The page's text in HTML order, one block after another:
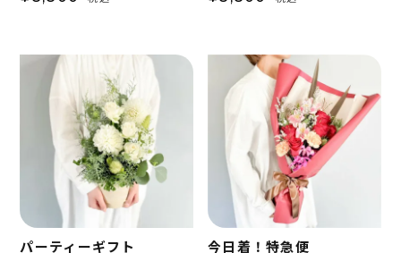
パーティーギフト
今日着！特急便